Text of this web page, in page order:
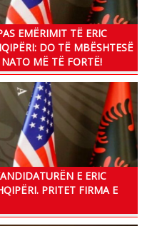
EMËRIMIT TË ERIC
DO TË MBËSHTESË
MË TË FORTË!
E ERIC
PRITET FIRMA E